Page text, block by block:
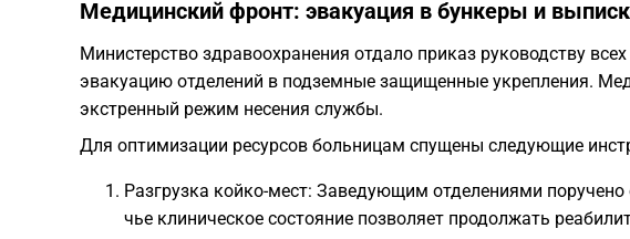
Медицинский фронт: эвакуация в бункеры и
Министерство здравоохранения отдало приказ руководству
эвакуацию отделений в подземные защищенные укрепления.
экстренный режим несения службы.
Для оптимизации ресурсов больницам спущены следующие
Разгрузка койко-мест: Заведующим отделениями поручено
чье клиническое состояние позволяет продолжать